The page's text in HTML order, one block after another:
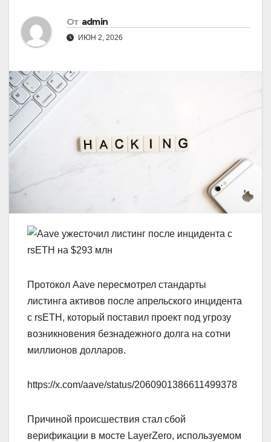
От admin
ИЮН 2, 2026
Протокол Aave пересмотрел стандарты
листинга активов после апрельского инцидента
с rsETH, который поставил проект под угрозу
возникновения безнадежного долга на сотни
миллионов долларов.
https://x.com/aave/status/2060901386611499378
Причиной происшествия стал сбой
верификации в мосте LayerZero, используемом